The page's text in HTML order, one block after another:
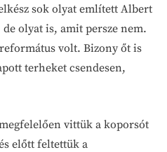
sok olyat említett Albert
olyat is, amit persze nem.
volt. Bizony őt is
terheket csendesen,
vittük a koporsót
előtt feltettük a